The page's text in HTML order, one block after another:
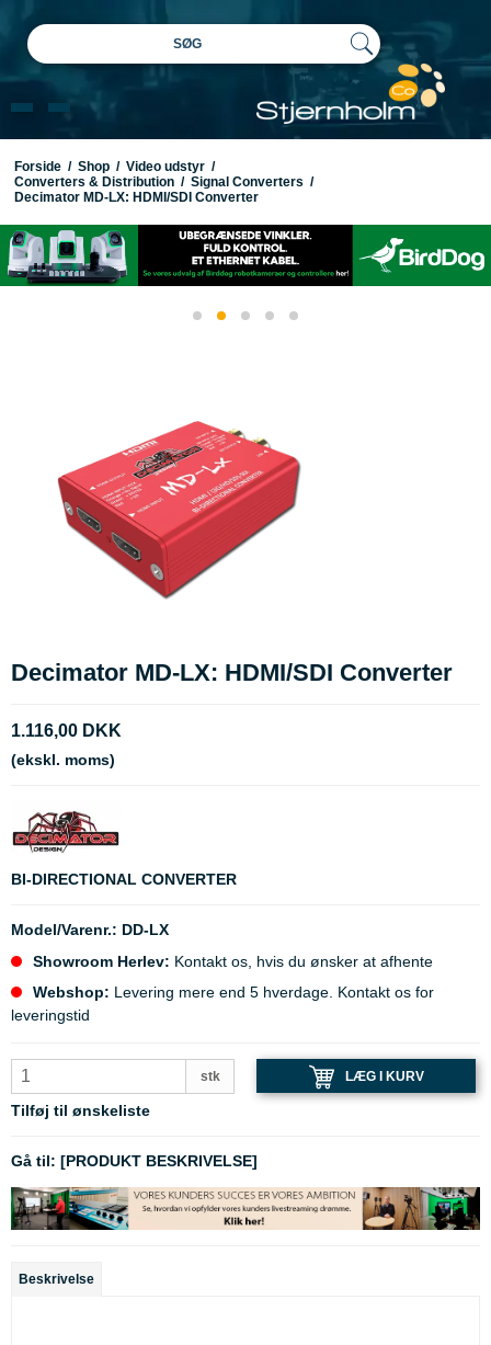
SØG
Forside / Shop / Video udstyr /
Converters & Distribution / Signal Converters /
Decimator MD-LX: HDMI/SDI Converter
Decimator MD-LX: HDMI/SDI Converter
1.116,00 DKK
(ekskl. moms)
BI-DIRECTIONAL CONVERTER
Model/Varenr.: DD-LX
Showroom Herlev: Kontakt os, hvis du ønsker at afhente
Webshop: Levering mere end 5 hverdage. Kontakt os for
leveringstid
stk LÆG I KURV
Tilføj til ønskeliste
Gå til: [PRODUKT BESKRIVELSE]
Beskrivelse